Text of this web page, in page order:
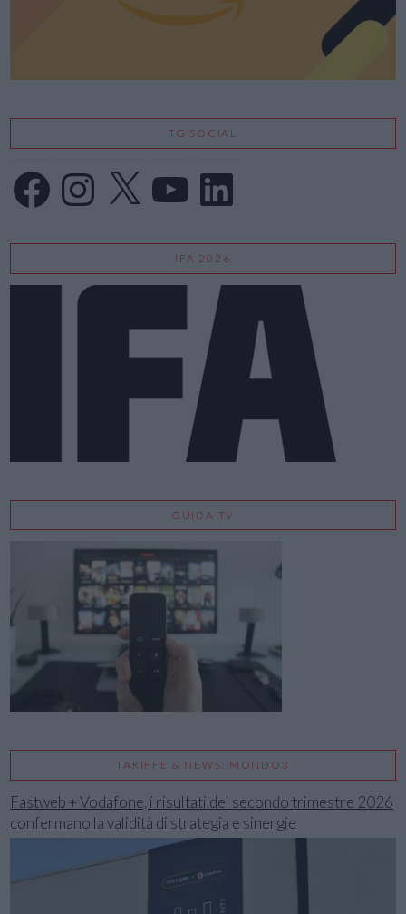
TG SOCIAL
FacebookInstagram
X LinkedIn
IFA 2026
GUIDA TV
TARIFFE & NEWS: MONDO3
Fastweb + Vodafone, i risultati del secondo trimestre 2026
confermano la validità di strategia e sinergie